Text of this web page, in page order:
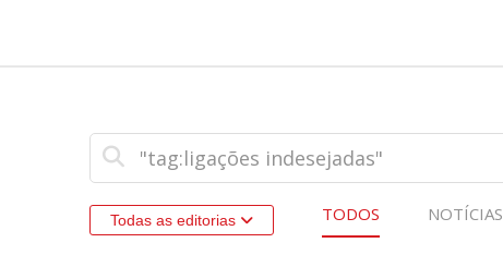
Todas as editorias TODOS NOTÍCIAS